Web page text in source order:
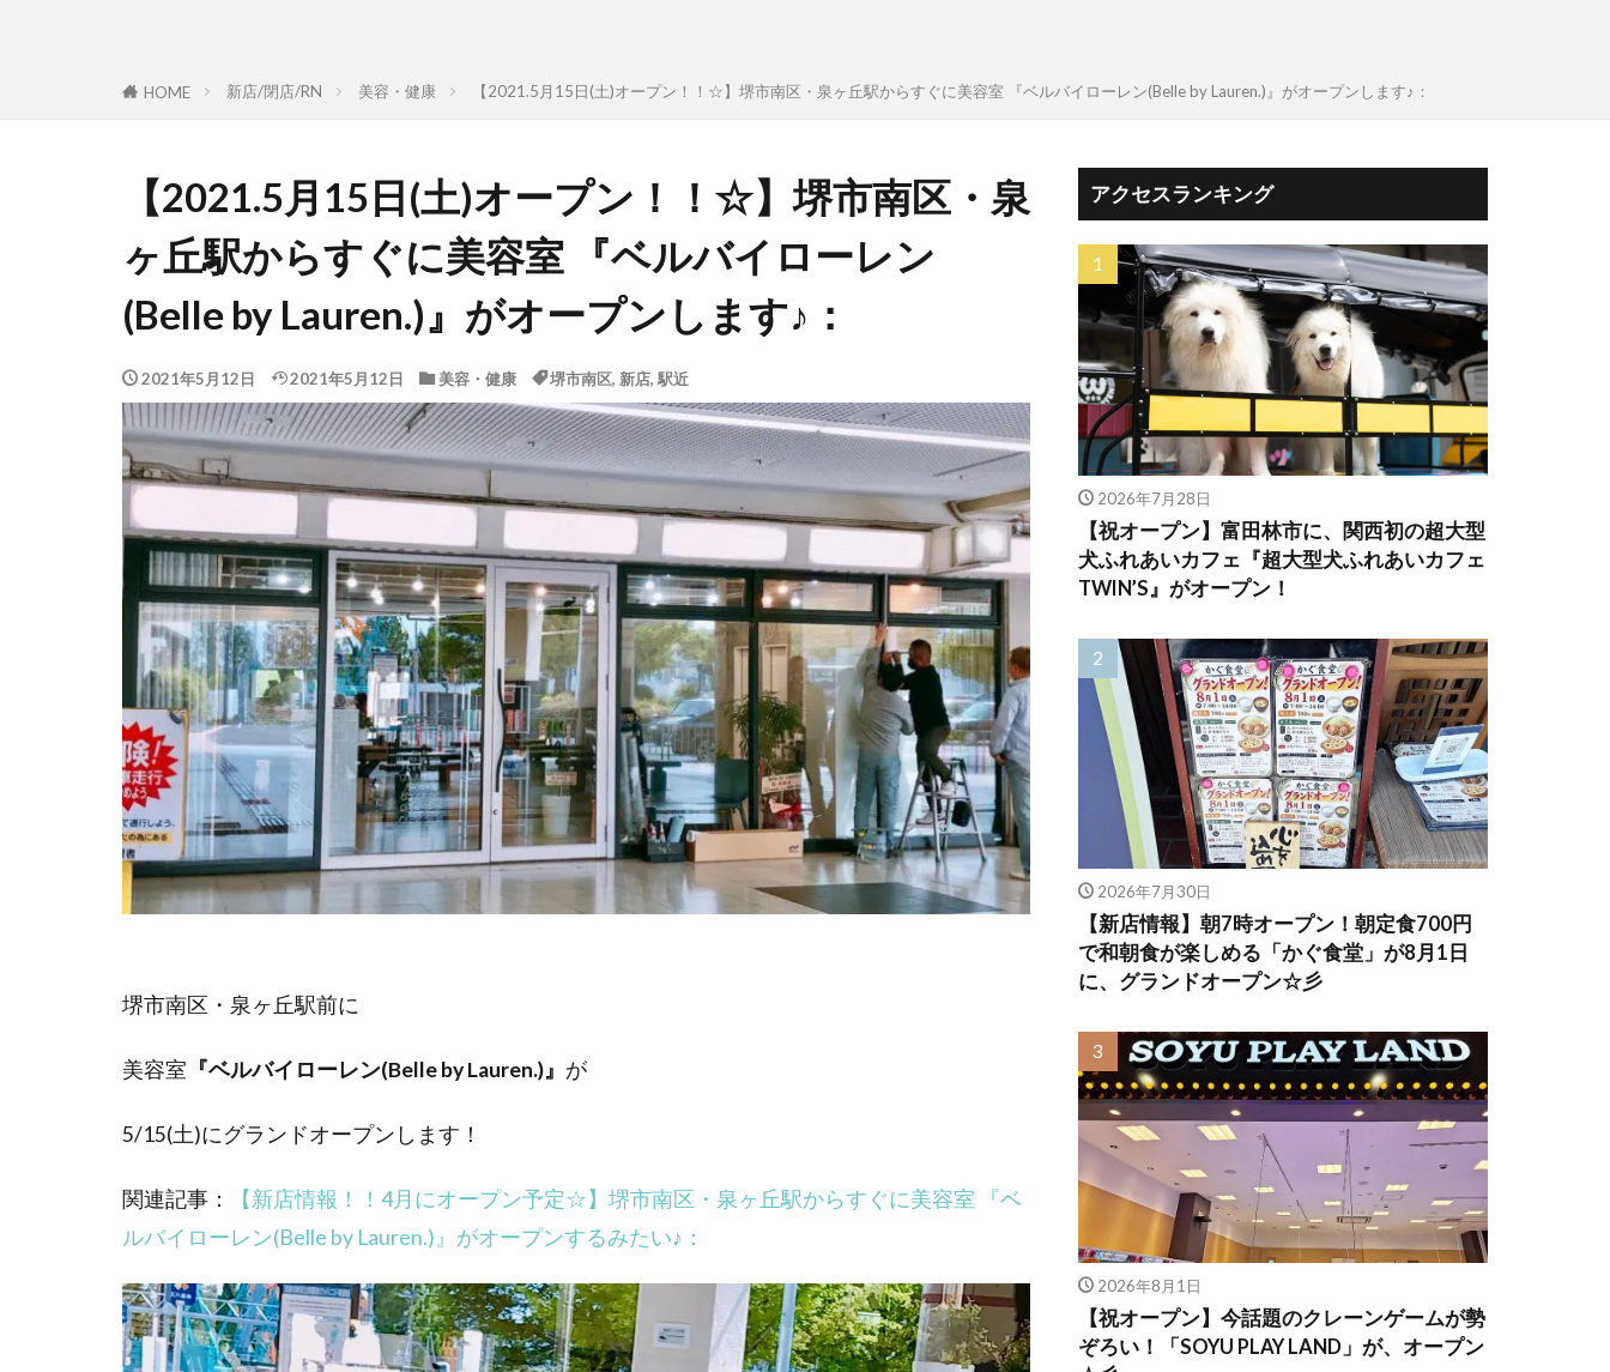
HOME 新店/閉店/RN 美容・健康 【2021.5月15日(土)オープン！！☆】堺市南区・泉ヶ丘駅からすぐに美容室 『ベルバイローレン(Belle by Lauren.)』がオープンします♪：
【2021.5月15日(土)オープン！！☆】堺市南区・泉
ヶ丘駅からすぐに美容室 『ベルバイローレン
(Belle by Lauren.)』がオープンします♪：
2021年5月12日 2021年5月12日 美容・健康 堺市南区, 新店, 駅近
堺市南区・泉ヶ丘駅前に
美容室 『ベルバイローレン(Belle by Lauren.)』 が
5/15(土)にグランドオープンします！
関連記事：
【新店情報！！4月にオープン予定☆】堺市南区・泉ヶ丘駅からすぐに美容室 『ベ
ルバイローレン(Belle by Lauren.)』がオープンするみたい♪：
アクセスランキング
2026年7月28日
【祝オープン】富田林市に、関西初の超大型
犬ふれあいカフェ『超大型犬ふれあいカフェ
TWIN’S』がオープン！
2026年7月30日
【新店情報】朝7時オープン！朝定食700円
で和朝食が楽しめる「かぐ食堂」が8月1日
に、グランドオープン☆彡
2026年8月1日
【祝オープン】今話題のクレーンゲームが勢
ぞろい！「SOYU PLAY LAND」が、オープン